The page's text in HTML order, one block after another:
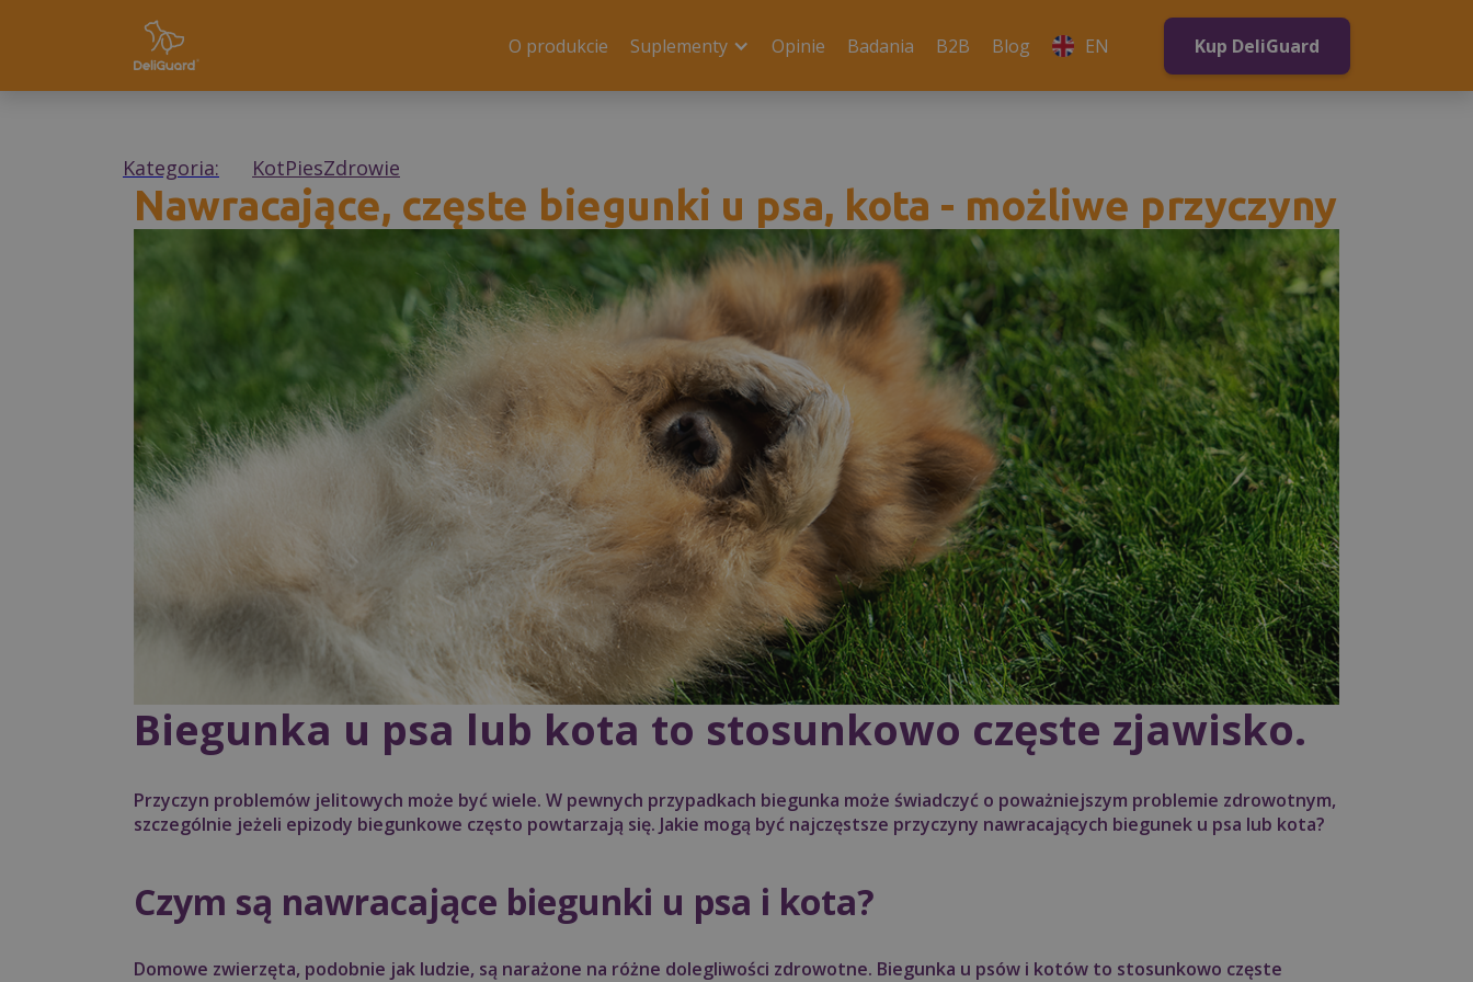
O produkcie Suplementy Opinie Badania B2B Blog EN Kup DeliGuard
Kategoria: KotPiesZdrowie
Nawracające, częste biegunki u psa, kota - możliwe przyczyny
Biegunka u psa lub kota to stosunkowo częste zjawisko.
Przyczyn problemów jelitowych może być wiele. W pewnych przypadkach biegunka może świadczyć o poważniejszym problemie zdrowotnym,
szczególnie jeżeli epizody biegunkowe często powtarzają się. Jakie mogą być najczęstsze przyczyny nawracających biegunek u psa lub kota?
Czym są nawracające biegunki u psa i kota?
Domowe zwierzęta, podobnie jak ludzie, są narażone na różne dolegliwości zdrowotne. Biegunka u psów i kotów to stosunkowo częste